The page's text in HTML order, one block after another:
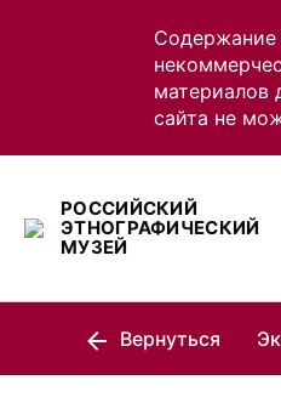
Содержание
материалов
сайта не
РОССИЙСКИЙ
ЭТНОГРАФИЧЕСКИЙ
МУЗЕЙ
Вернуться